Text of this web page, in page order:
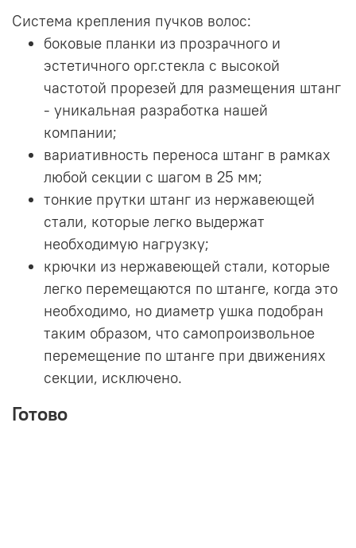
Система крепления пучков волос:
боковые планки из прозрачного и
эстетичного орг.стекла с высокой
частотой прорезей для размещения штанг
- уникальная разработка нашей
компании;
вариативность переноса штанг в рамках
любой секции с шагом в 25 мм;
тонкие прутки штанг из нержавеющей
стали, которые легко выдержат
необходимую нагрузку;
крючки из нержавеющей стали, которые
легко перемещаются по штанге, когда это
необходимо, но диаметр ушка подобран
таким образом, что самопроизвольное
перемещение по штанге при движениях
секции, исключено.
Готово